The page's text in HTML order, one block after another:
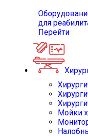
для
Перейти
Мойки